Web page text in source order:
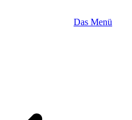
Das Menü